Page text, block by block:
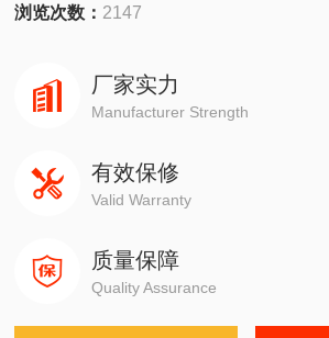
SCM-CA-50D-25-1-FL-288261
浏览次数： 2147
厂家实力
Manufacturer Strength
有效保修
Valid Warranty
质量保障
Quality Assurance